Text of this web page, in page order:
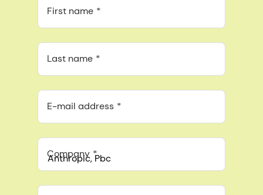
First name
Last name
E-mail address
Company